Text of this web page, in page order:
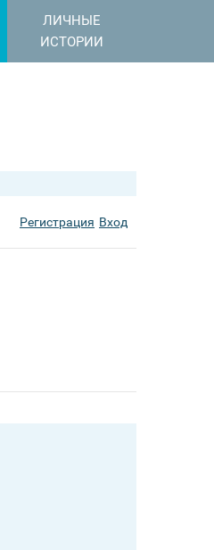
ЛИЧНЫЕ
ИСТОРИИ
Регистрация Вход